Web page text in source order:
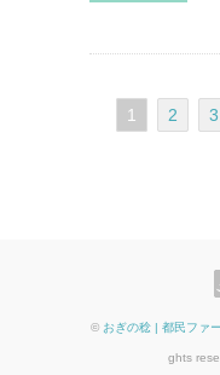
1 2 3
© おぎの稔 | 都民フ
ghts